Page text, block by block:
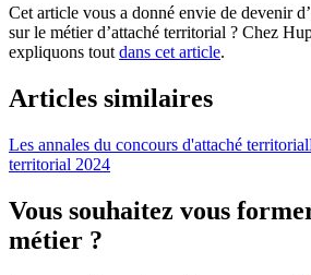
Cet article vous a donné envie de devenir
sur le métier d’attaché territorial ? Chez
expliquons tout dans cet article.
Articles similaires
Les annales du concours d'attaché territorial
territorial 2024
Vous souhaitez vous
métier ?